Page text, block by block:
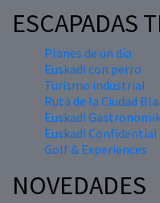
ESCAPADAS
Planes de un día
Euskadi con perro
Turismo industrial
Ruta de la Ciudad
Euskadi
Euskadi Confidential
Golf & Experiences
NOVEDADES